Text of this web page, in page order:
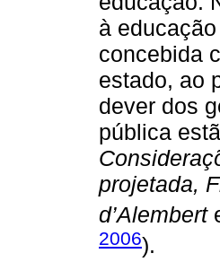
à
concebida
estado, ao
dever dos
pública
projetada,
d’Alembert
2006).